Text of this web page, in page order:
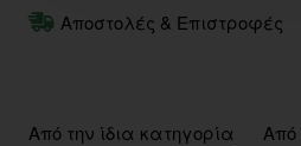
Αποστολές & Επιστροφές
Από την ίδια κατηγορία Από